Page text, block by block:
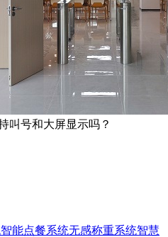
叫号和大屏显示吗？
智能点餐系统无感称重系统智慧